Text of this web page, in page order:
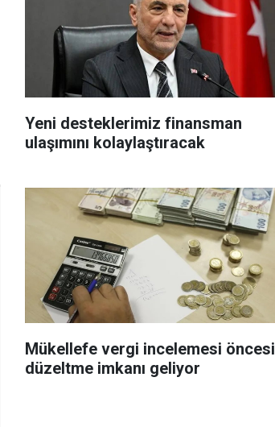
Yeni desteklerimiz finansman
ulaşımını kolaylaştıracak
Mükellefe vergi incelemesi öncesi
düzeltme imkanı geliyor